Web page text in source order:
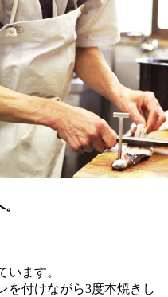
います。
を付けながら3度本焼きし